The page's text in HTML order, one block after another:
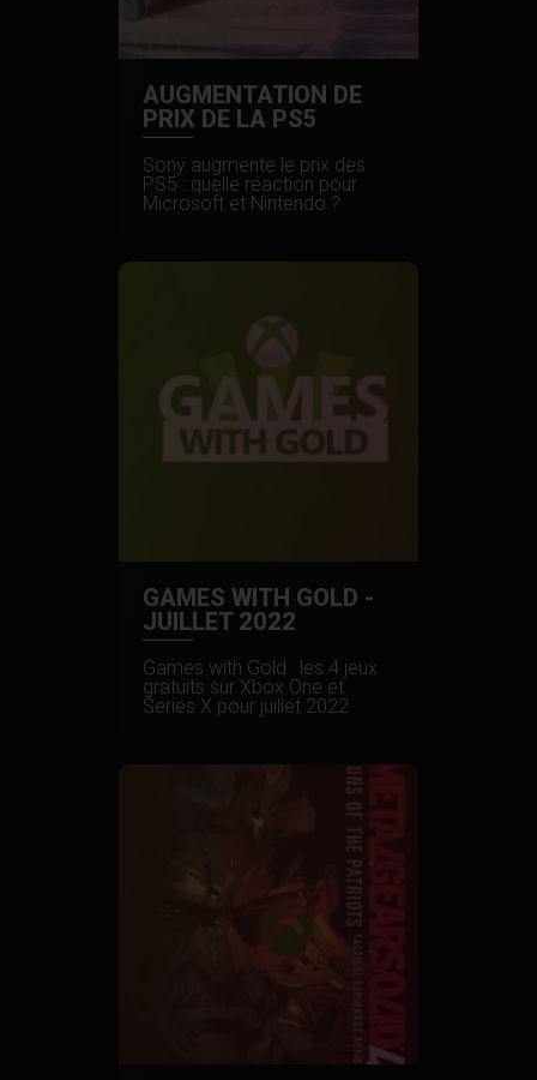
AUGMENTATION DE
PRIX DE LA PS5
Sony augmente le prix des
PS5 : quelle réaction pour
Microsoft et Nintendo ?
GAMES WITH GOLD -
JUILLET 2022
Games with Gold : les 4 jeux
gratuits sur Xbox One et
Series X pour juillet 2022